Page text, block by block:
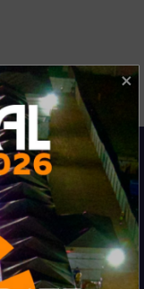
na região de
e muito mais.